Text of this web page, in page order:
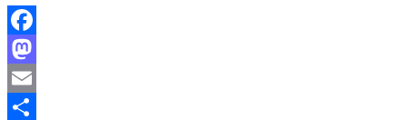
Facebook
Mastodon
Email